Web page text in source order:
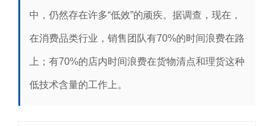
中，仍然存在许多“低效”的顽疾。据调查，现在，
在消费品类行业，销售团队有70%的时间浪费在路
上；有70%的店内时间浪费在货物清点和理货这种
低技术含量的工作上。